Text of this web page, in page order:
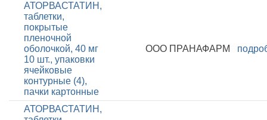
АТОРВАСТАТИН,
таблетки,
покрытые
пленочной
оболочкой, 40 мг
10 шт., упаковки
ячейковые
контурные (4),
пачки картонные
ООО ПРАНАФАРМ
АТОРВАСТАТИН,